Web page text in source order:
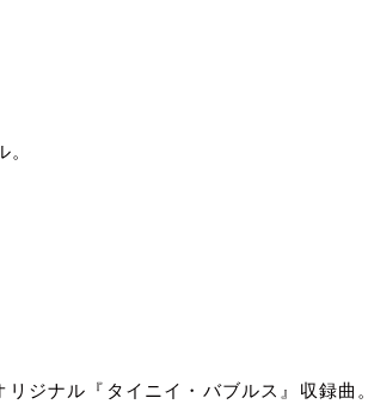
ジナル『タイニイ・バブルス』収録曲。